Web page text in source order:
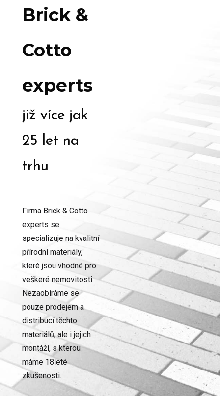
Brick &
Cotto
experts
již více jak
25 let na
trhu
Firma Brick & Cotto
experts se
specializuje na kvalitní
přírodní materiály,
které jsou vhodné pro
veškeré nemovitosti.
Nezaobíráme se
pouze prodejem a
distribucí těchto
materiálů, ale i jejich
montáží, s kterou
máme 18leté
zkušenosti.